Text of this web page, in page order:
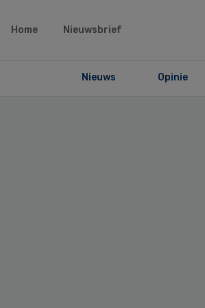
Home Nieuwsbrief
Nieuws Opinie